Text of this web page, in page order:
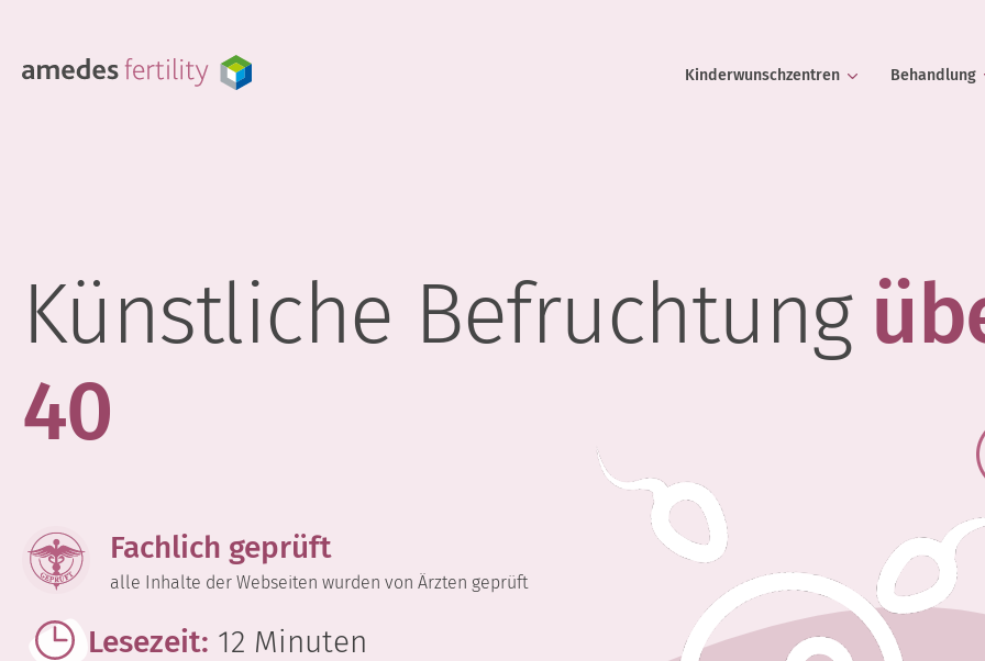
Kinderwunschzentren Behandlung
Künstliche Befruchtung
40
Fachlich geprüft
alle Inhalte der Webseiten wurden von Ärzten geprüft
Lesezeit: 12 Minuten